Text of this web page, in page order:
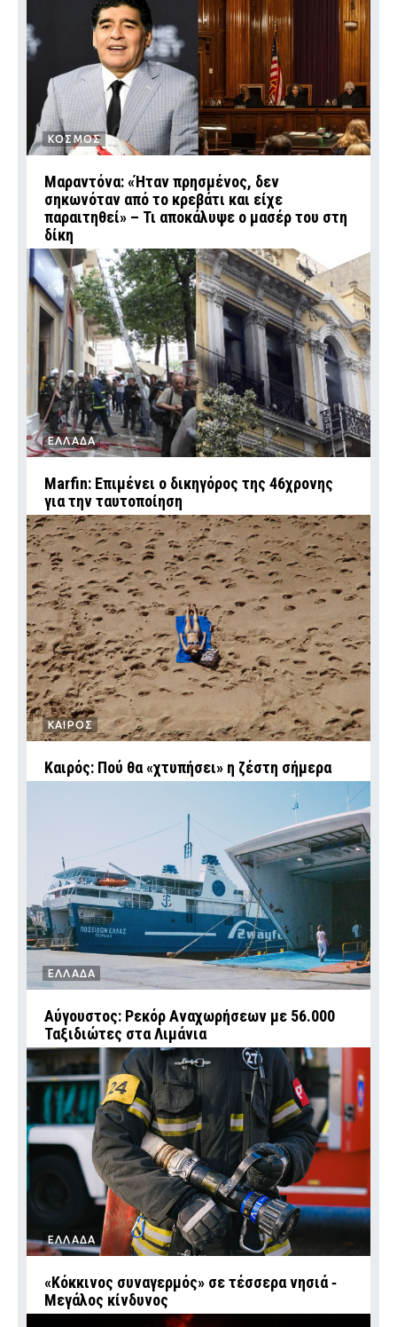
ΚΟΣΜΟΣ
Μαραντόνα: «Ήταν πρησμένος, δεν
σηκωνόταν από το κρεβάτι και είχε
παραιτηθεί» – Τι αποκάλυψε ο μασέρ του στη
δίκη
ΕΛΛΑΔΑ
Marfin: Επιμένει ο δικηγόρος της 46χρονης
για την ταυτοποίηση
ΚΑΙΡΟΣ
Καιρός: Πού θα «χτυπήσει» η ζέστη σήμερα
ΕΛΛΑΔΑ
Αύγουστος: Ρεκόρ Αναχωρήσεων με 56.000
Ταξιδιώτες στα Λιμάνια
ΕΛΛΑΔΑ
«Κόκκινος συναγερμός» σε τέσσερα νησιά ‑
Μεγάλος κίνδυνος